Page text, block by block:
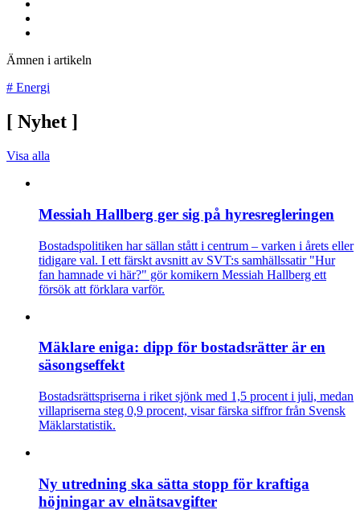
Ämnen i artikeln
# Energi
[ Nyhet ]
Visa alla
Messiah Hallberg ger sig på hyresregleringen
Bostadspolitiken har sällan stått i centrum – varken i årets eller
tidigare val. I ett färskt avsnitt av SVT:s samhällssatir "Hur
fan hamnade vi här?" gör komikern Messiah Hallberg ett
försök att förklara varför.
Mäklare eniga: dipp för bostadsrätter är en
säsongseffekt
Bostadsrättspriserna i riket sjönk med 1,5 procent i juli, medan
villapriserna steg 0,9 procent, visar färska siffror från Svensk
Mäklarstatistik.
Ny utredning ska sätta stopp för kraftiga
höjningar av elnätsavgifter